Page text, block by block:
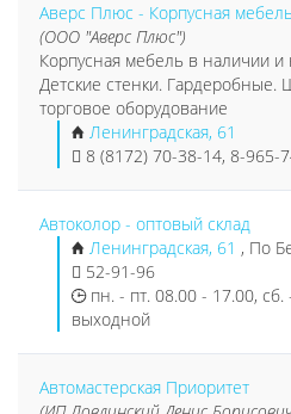
Аверс Плюс - Корпусная
(ООО "Аверс Плюс")
Корпусная мебель в наличии и
Детские стенки.
торговое оборудование
Ленинградская, 61
8 (8172) 70-38-14, 8-965-
Автоколор - оптовый склад
Ленинградская, 61 , По
52-91-96
пн. - пт. 08.00 - 17.00, сб.
выходной
Автомастерская Приоритет